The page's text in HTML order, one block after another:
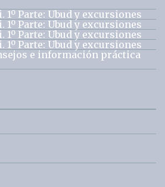
1º Parte: Ubud y excursiones
1º Parte: Ubud y excursiones
1º Parte: Ubud y excursiones
1º Parte: Ubud y excursiones
e información práctica